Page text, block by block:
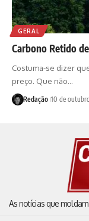
GERAL
Carbono Retido
Costuma-se dizer
preço. Que não…
Redação 10 de
As notícias que